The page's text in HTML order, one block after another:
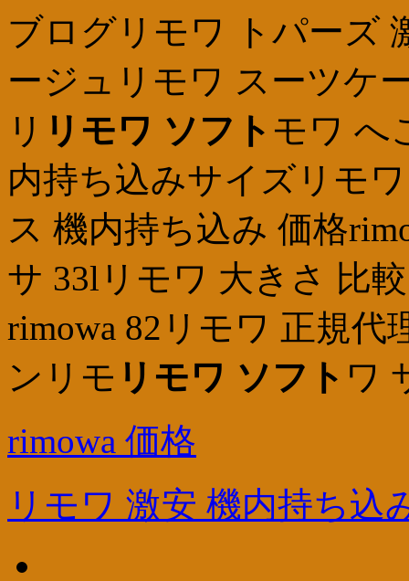
ブログリモワ トパーズ
ージュリモワ スーツケ
リ リモワ ソフト モワ へ
内持ち込みサイズリモ
ス 機内持ち込み 価格
サ 33lリモワ 大きさ 比
rimowa 82リモワ 正規
ンリモ リモワ ソフト ワ
rimowa 価格
リモワ 激安 機内持ち込